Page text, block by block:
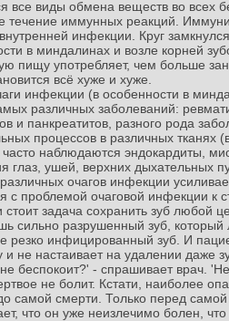
все виды обмена веществ во всех
течение иммунных реакций.
инфекции. Круг
в миндалинах и возле корней
пищу употребляет, чем больше
всё хуже и хуже.
инфекции (в особенности в
различных заболеваний:
и панкреатитов, разного рода
процессов в различных тканях
часто наблюдаются эндокардиты,
глаз, ушей, верхних дыхательных
очагов инфекции
с проблемой очаговой инфекции к
задача сохранить зуб любой
сильно разрушенный зуб,
резко инфицированный зуб. И
и не настаивает на удалении даже
беспокоит?' - спрашивает врач.
не болит. Кстати, наиболее
самой смерти. Только перед
что он уже неизлечимо болен,